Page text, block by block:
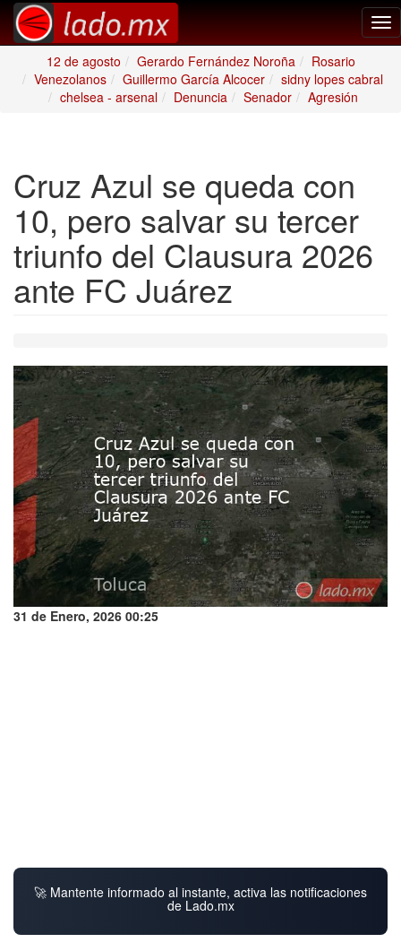
12 de agosto
Gerardo Fernández Noroña
Rosario
Venezolanos
Guillermo García Alcocer
sidny lopes cabral
chelsea - arsenal
Denuncia Senador Agresión
Cruz Azul se queda con
10, pero salvar su tercer
triunfo del Clausura 2026
ante FC Juárez
31 de Enero, 2026 00:25
🚀 Mantente informado al instante, activa las notificaciones
de Lado.mx